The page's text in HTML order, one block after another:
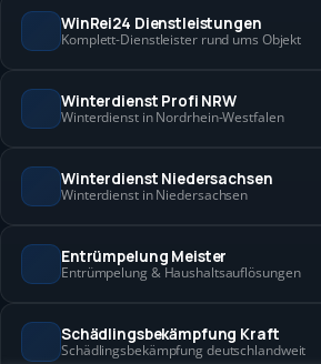
WinRei24 Dienstleistungen
Komplett-Dienstleister rund ums Objekt
Winterdienst Profi NRW
Winterdienst in Nordrhein-Westfalen
Winterdienst Niedersachsen
Winterdienst in Niedersachsen
Entrümpelung Meister
Entrümpelung & Haushaltsauflösungen
Schädlingsbekämpfung Kraft
Schädlingsbekämpfung deutschlandweit